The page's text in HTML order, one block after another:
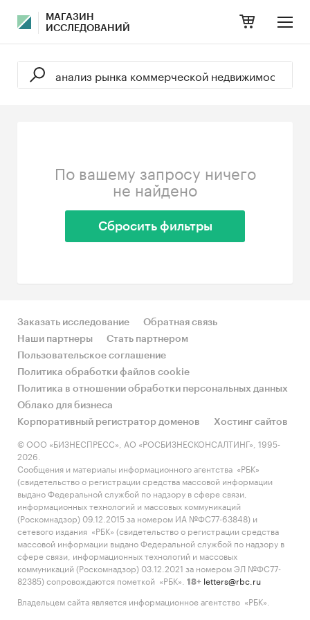
МАГАЗИН
ИССЛЕДОВАНИЙ
По вашему запросу ничего
не найдено
Сбросить фильтры
Заказать исследование
Обратная связь
Наши партнеры
Стать партнером
Пользовательское соглашение
Политика обработки файлов cookie
Политика в отношении обработки персональных данных
Облако для бизнеса
Корпоративный регистратор доменов
Хостинг сайтов
© ООО «БИЗНЕСПРЕСС», АО «РОСБИЗНЕСКОНСАЛТИНГ», 1995-
2026.
Сообщения и материалы информационного агентства «РБК»
(свидетельство о регистрации средства массовой информации
выдано Федеральной службой по надзору в сфере связи,
информационных технологий и массовых коммуникаций
(Роскомнадзор) 09.12.2015 за номером ИА №ФС77-63848) и
сетевого издания «РБК» (свидетельство о регистрации средства
массовой информации выдано Федеральной службой по надзору в
сфере связи, информационных технологий и массовых
коммуникаций (Роскомнадзор) 03.12.2021 за номером ЭЛ №ФС77-
82385) сопровождаются пометкой «РБК».
18+ letters@rbc.ru
Владельцем сайта является информационное агентство «РБК».